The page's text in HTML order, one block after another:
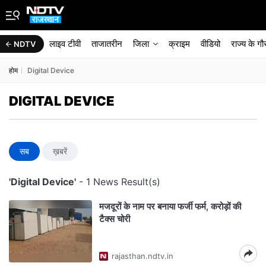
NDTV लाइव टीवी ताजातरीन जिला क्राइम वीडियो राज्‍य के
होम Digital Device
DIGITAL DEVICE
सब ख़बरें
'Digital Device' - 1 News Result(s)
मजदूरों के नाम पर बनाया फर्जी फर्म, करोड़ों की
टैक्स चोरी
rajasthan.ndtv.in